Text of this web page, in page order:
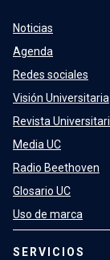
Noticias
Agenda
Redes sociales
Visión Universitaria
Revista
Media UC
Radio Beethoven
Glosario UC
Uso de marca
SERVICIOS